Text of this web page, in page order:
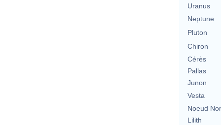
Uranus
Neptune
Pluton
Chiron
Cérès
Pallas
Junon
Vesta
Noeud
Lilith